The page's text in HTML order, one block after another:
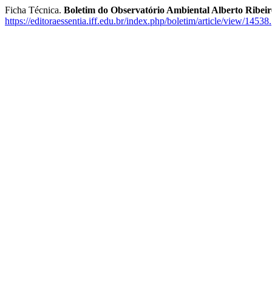
Ficha Técnica. Boletim do Observatório Ambiental Alberto
https://editoraessentia.iff.edu.br/index.php/boletim/article/view/14538.